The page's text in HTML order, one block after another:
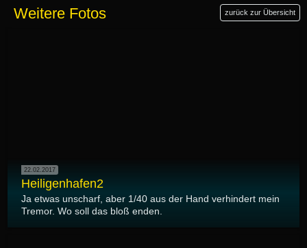
Weitere Fotos zurück zur Übersicht
22.02.2017
Heiligenhafen2
Ja etwas unscharf, aber 1/40 aus der Hand verhindert mein
Tremor. Wo soll das bloß enden.